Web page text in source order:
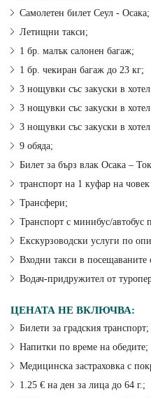
Самолетен билет Сеул - Осака;
Летищни такси;
1 бр. малък салонен багаж;
1 бр. чекиран багаж до 23 кг;
3 нощувки със закуски в
3 нощувки със закуски в
3 нощувки със закуски в
9 обяда;
Билет за бърз влак Осака –
транспорт на 1 куфар на
Трансфери;
Транспорт с минибус/автобус
Екскурзоводски услуги по
Входни такси в посещаваните
Водач-придружител от
ЦЕНАТА НЕ ВКЛЮЧВА:
Билети за градския транспорт;
Напитки по време на обедите;
Медицинска застраховка с
1.25 € на ден за лица до 64 г.;